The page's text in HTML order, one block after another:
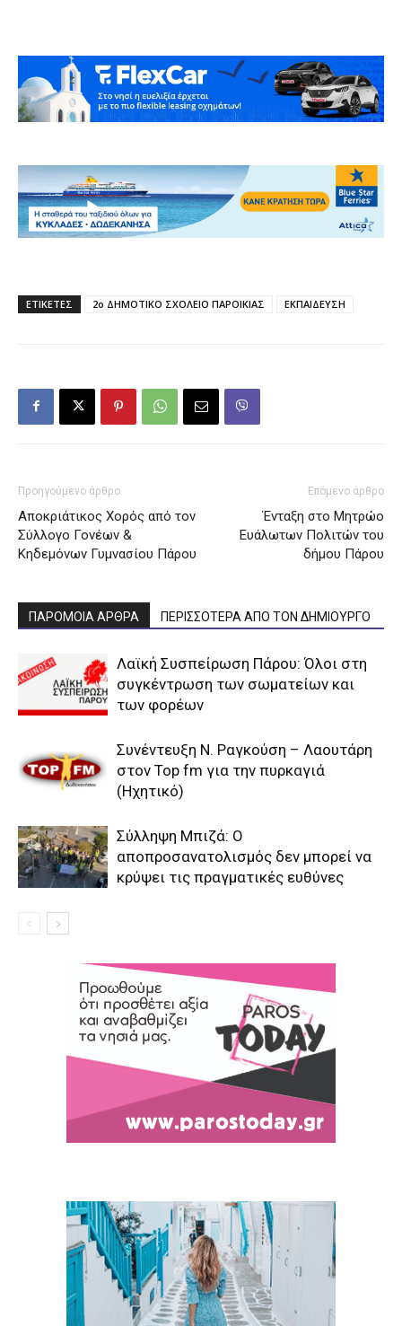
ΕΤΙΚΕΤΕΣ 2ο ΔΗΜΟΤΙΚΟ ΣΧΟΛΕΙΟ ΠΑΡΟΙΚΙΑΣ ΕΚΠΑΙΔΕΥΣΗ
Προηγούμενο άρθρο
Αποκριάτικος Χορός από τον
Σύλλογο Γονέων &
Κηδεμόνων Γυμνασίου Πάρου
Επόμενο άρθρο
Ένταξη στο Μητρώο
Ευάλωτων Πολιτών του
δήμου Πάρου
ΠΑΡΟΜΟΙΑ ΑΡΘΡΑ ΠΕΡΙΣΣΟΤΕΡΑ ΑΠΟ ΤΟΝ ΔΗΜΙΟΥΡΓΟ
Λαϊκή Συσπείρωση Πάρου: Όλοι στη
συγκέντρωση των σωματείων και
των φορέων
Συνέντευξη Ν. Ραγκούση – Λαουτάρη
στον Top fm για την πυρκαγιά
(Ηχητικό)
Σύλληψη Μπιζά: Ο
αποπροσανατολισμός δεν μπορεί να
κρύψει τις πραγματικές ευθύνες